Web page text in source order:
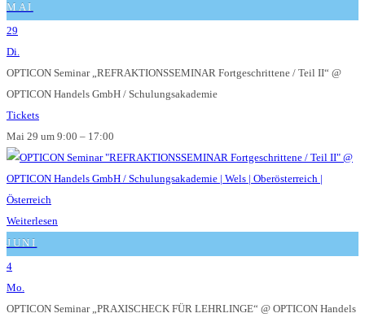
MAI
29
Di.
OPTICON Seminar „REFRAKTIONSSEMINAR Fortgeschrittene / Teil II“ @
OPTICON Handels GmbH / Schulungsakademie
Tickets
Mai 29 um 9:00 – 17:00
Weiterlesen
JUNI
4
Mo.
OPTICON Seminar „PRAXISCHECK FÜR LEHRLINGE“ @ OPTICON Handels